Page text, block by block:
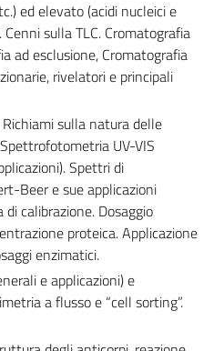
ed elevato (acidi nucleici e
sulla TLC. Cromatografia
ad esclusione, Cromatografia
rivelatori e principali
sulla natura delle
UV-VIS
Spettri di
Beer e sue applicazioni
calibrazione. Dosaggio
proteica. Applicazione
enzimatici.
e applicazioni) e
a flusso e “cell sorting”.